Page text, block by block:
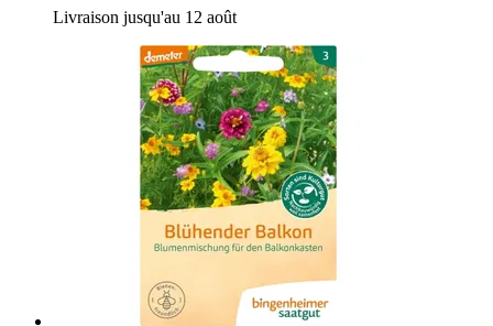
Livraison jusqu'au 12 août